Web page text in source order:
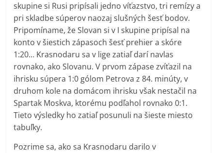
skupine si Rusi pripísali jedno víťazstvo, tri remízy a
pri skladbe súperov naozaj slušných šesť bodov.
Pripomíname, že Slovan si v I skupine pripísal na
konto v šiestich zápasoch šesť prehier a skóre
1:20… Krasnodaru sa v lige zatiaľ darí navlas
rovnako, ako Slovanu. V prvom zápase zvíťazil na
ihrisku súpera 1:0 gólom Petrova z 84. minúty, v
druhom kole na domácom ihrisku však nestačil na
Spartak Moskva, ktorému podľahol rovnako 0:1.
Tieto výsledky ho zatiaľ posunuli na šieste miesto
tabuľky.
Pozrime sa, ako sa Krasnodaru darilo v